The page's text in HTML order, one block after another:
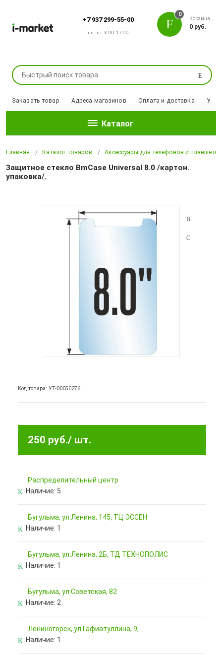
+7 937 299-55-00
пн.-пт. 8:00-17:00
Поиск
0
Корзина
0 руб.
Заказать товар Адреса магазинов Оплата и доставка
Каталог
Главная Каталог товаров Аксессуары для телефонов и планшетов
Защитное стекло BmCase Universal 8.0 /картон.
упаковка/.
Код товара: УТ-00050276
250 руб./ шт.
Pаспределительный центр
Наличие: 5
Бугульма, ул.Ленина, 145, ТЦ ЭССЕН
Наличие: 1
Бугульма, ул.Ленина, 2Б, ТД ТЕХНОПОЛИС
Наличие: 1
Бугульма, ул.Советская, 82
Наличие: 2
Лениногорск, ул.Гафиатуллина, 9,
Наличие: 1